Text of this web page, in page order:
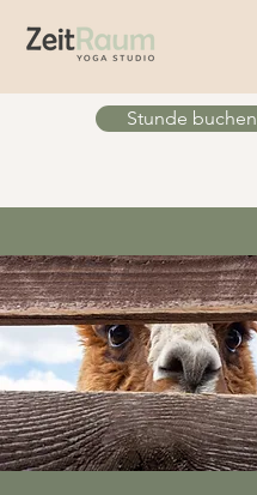
Stunde buchen